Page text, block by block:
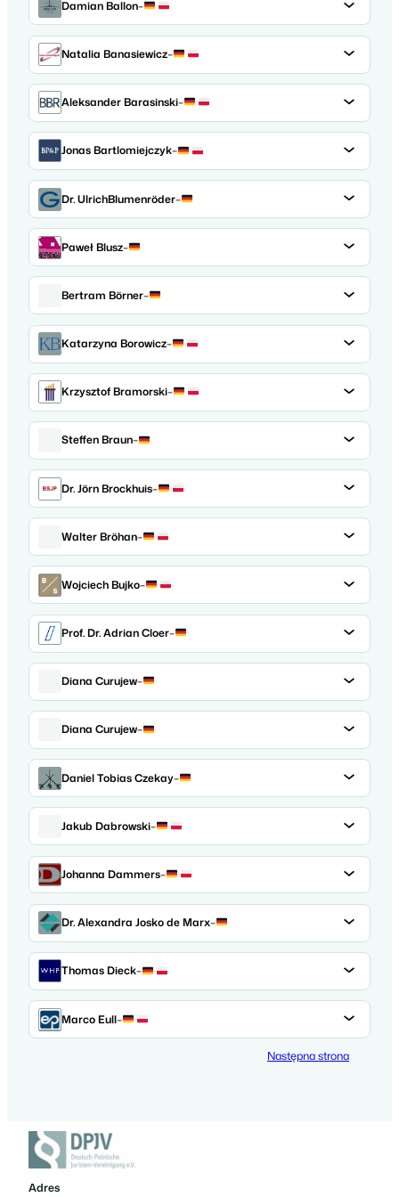
Damian Ballon–
Natalia Banasiewicz–
Aleksander Barasinski–
Jonas Bartlomiejczyk–
Dr. UlrichBlumenröder–
Paweł Blusz–
Bertram Börner–
Katarzyna Borowicz–
Krzysztof Bramorski–
Steffen Braun–
Dr. Jörn Brockhuis–
Walter Bröhan–
Wojciech Bujko–
Prof. Dr. Adrian Cloer–
Diana Curujew–
Diana Curujew–
Daniel Tobias Czekay–
Jakub Dabrowski–
Johanna Dammers–
Dr. Alexandra Josko de Marx–
Thomas Dieck–
Marco Eull–
Następna strona
Adres